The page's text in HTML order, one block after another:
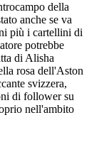
della
anche se va
più i cartellini di
potrebbe
di Alisha
rosa dell'Aston
svizzera,
di follower su
nell'ambito